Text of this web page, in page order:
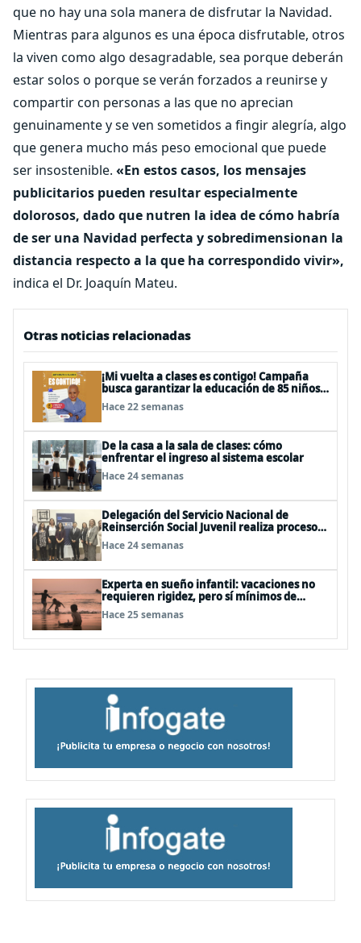
que no hay una sola manera de disfrutar la Navidad.
Mientras para algunos es una época disfrutable, otros
la viven como algo desagradable, sea porque deberán
estar solos o porque se verán forzados a reunirse y
compartir con personas a las que no aprecian
genuinamente y se ven sometidos a fingir alegría, algo
que genera mucho más peso emocional que puede
ser insostenible. «En estos casos, los mensajes
publicitarios pueden resultar especialmente
dolorosos, dado que nutren la idea de cómo habría
de ser una Navidad perfecta y sobredimensionan la
distancia respecto a la que ha correspondido vivir»,
indica el Dr. Joaquín Mateu.
Otras noticias relacionadas
¡Mi vuelta a clases es contigo! Campaña
busca garantizar la educación de 85 niños,
niñas y adolescentes con cáncer
Hace 22 semanas
De la casa a la sala de clases: cómo
enfrentar el ingreso al sistema escolar
Hace 24 semanas
Delegación del Servicio Nacional de
Reinserción Social Juvenil realiza proceso
de formación especializada en España
Hace 24 semanas
Experta en sueño infantil: vacaciones no
requieren rigidez, pero sí mínimos de
rutina
Hace 25 semanas